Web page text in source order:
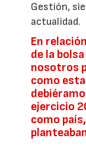
Gestión,
actualidad.
En
de la
nosotros
como
ejercicio
como